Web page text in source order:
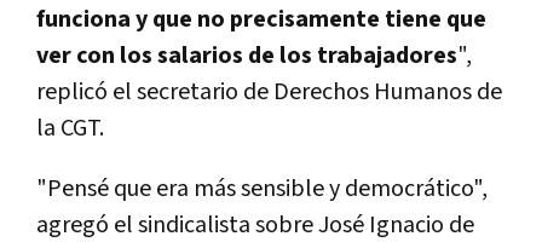
funciona y que no precisamente tiene que
ver con los salarios de los trabajadores",
replicó el secretario de Derechos Humanos de
la CGT.
"Pensé que era más sensible y democrático",
agregó el sindicalista sobre José Ignacio de